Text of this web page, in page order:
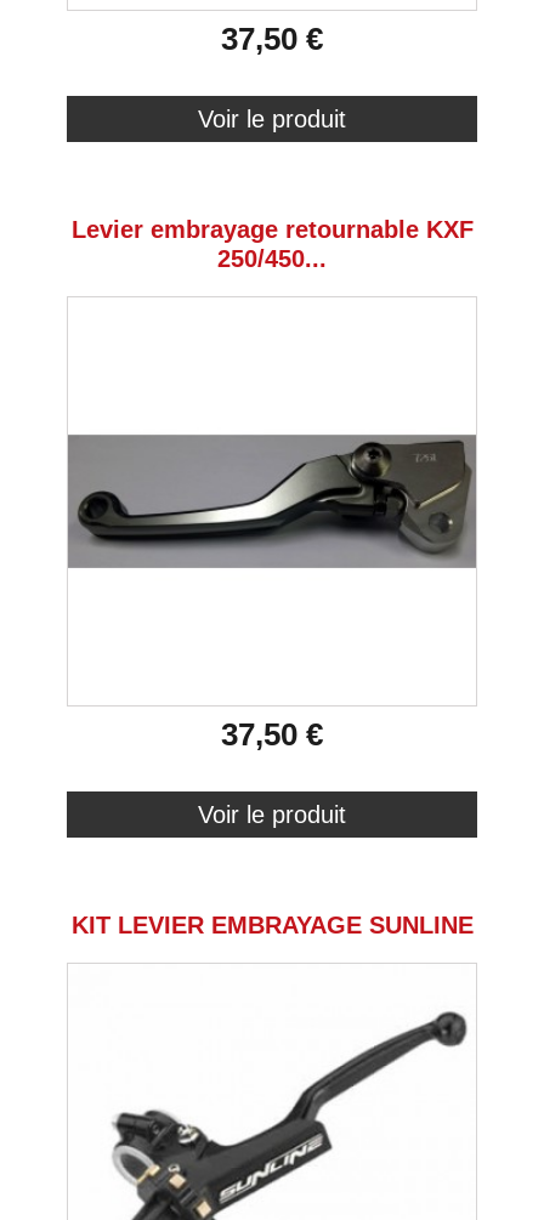
37,50 €
Voir le produit
Levier embrayage retournable KXF
250/450...
37,50 €
Voir le produit
KIT LEVIER EMBRAYAGE SUNLINE